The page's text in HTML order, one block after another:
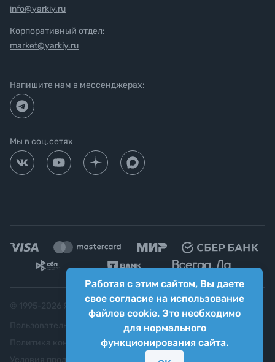
Работая с этим сайтом, Вы даете
свое согласие на использование
файлов cookie. Это необходимо
для нормального
функционирования сайта.
info@yarkiy.ru
Корпоративный отдел:
market@yarkiy.ru
Напишите нам в мессенджерах:
Мы в соц.сетях
Яркий фотомаркет ("Яркий Мир")
Пользовательское соглашение
Политика конфиденциальности